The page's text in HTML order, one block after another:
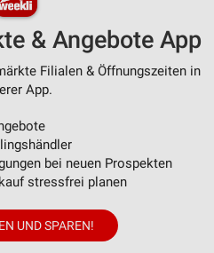
& Angebote App
Filialen & Öffnungszeiten in
App.
bei neuen Prospekten
stressfrei planen
UND SPAREN!